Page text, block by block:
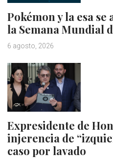
Pokémon y la esa
la Semana Mundial
6 agosto, 2026
Expresidente de
injerencia de
caso por lavado